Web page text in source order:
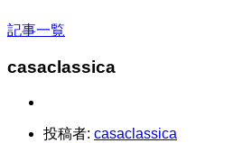
記事一覧
casaclassica
投稿者: casaclassica